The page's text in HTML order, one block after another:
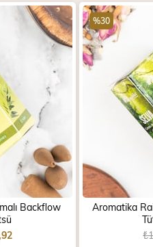
Backflow
Aromatika
%30